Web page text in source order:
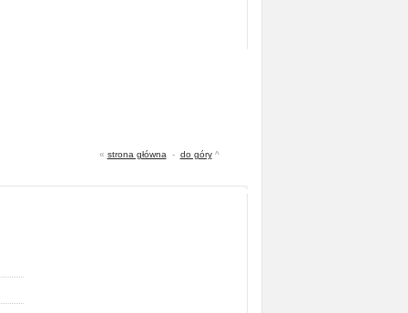
« strona główna - do góry^